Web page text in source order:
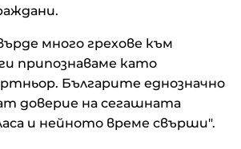
много грехове към
припознаваме като
Българите еднозначно
доверие на сегашната
и нейното време свърши".